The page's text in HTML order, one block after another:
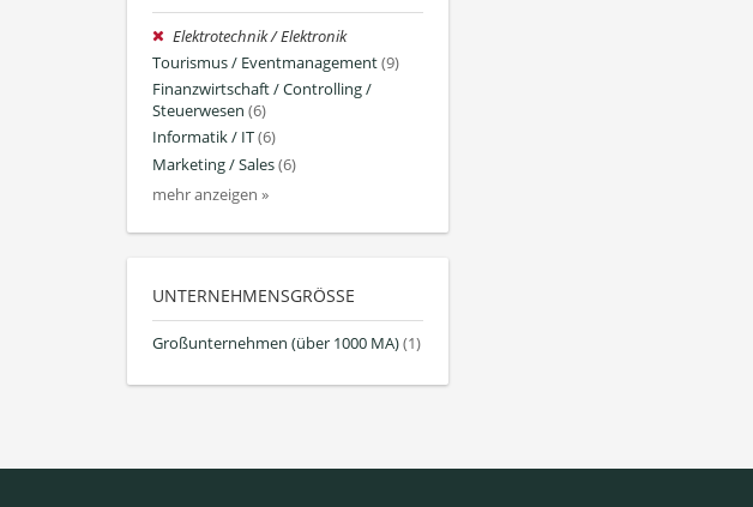
Elektrotechnik / Elektronik
Tourismus / Eventmanagement(9)
Finanzwirtschaft / Controlling /
Steuerwesen (6)
Informatik / IT(6)
Marketing / Sales(6)
mehr anzeigen »
UNTERNEHMENSGRÖSSE
Großunternehmen (über 1000 MA)(1)